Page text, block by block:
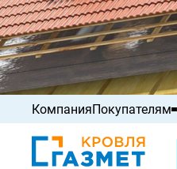
КомпанияПокупателям
Акции